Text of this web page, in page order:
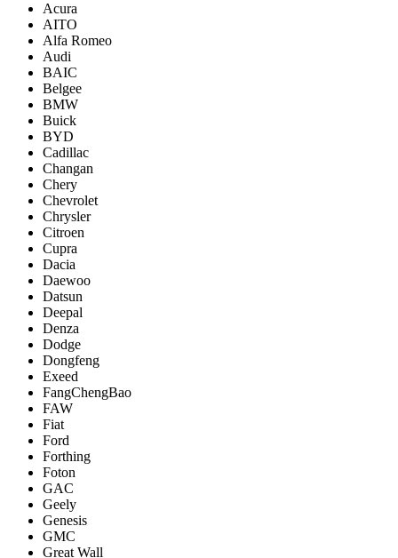
Acura
AITO
Alfa Romeo
Audi
BAIC
Belgee
BMW
Buick
BYD
Cadillac
Changan
Chery
Chevrolet
Chrysler
Citroen
Cupra
Dacia
Daewoo
Datsun
Deepal
Denza
Dodge
Dongfeng
Exeed
FangChengBao
FAW
Fiat
Ford
Forthing
Foton
GAC
Geely
Genesis
GMC
Great Wall